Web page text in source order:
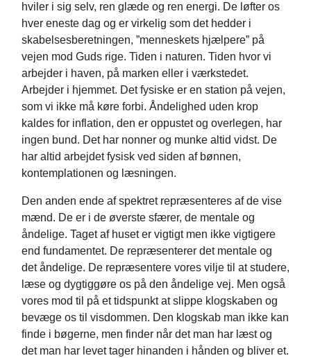
hviler i sig selv, ren glæde og ren energi. De løfter os
hver eneste dag og er virkelig som det hedder i
skabelsesberetningen, ”menneskets hjælpere” på
vejen mod Guds rige. Tiden i naturen. Tiden hvor vi
arbejder i haven, på marken eller i værkstedet.
Arbejder i hjemmet. Det fysiske er en station på vejen,
som vi ikke må køre forbi. Åndelighed uden krop
kaldes for inflation, den er oppustet og overlegen, har
ingen bund. Det har nonner og munke altid vidst. De
har altid arbejdet fysisk ved siden af bønnen,
kontemplationen og læsningen.
Den anden ende af spektret repræsenteres af de vise
mænd. De er i de øverste sfærer, de mentale og
åndelige. Taget af huset er vigtigt men ikke vigtigere
end fundamentet. De repræsenterer det mentale og
det åndelige. De repræsentere vores vilje til at studere,
læse og dygtiggøre os på den åndelige vej. Men også
vores mod til på et tidspunkt at slippe klogskaben og
bevæge os til visdommen. Den klogskab man ikke kan
finde i bøgerne, men finder når det man har læst og
det man har levet tager hinanden i hånden og bliver et.